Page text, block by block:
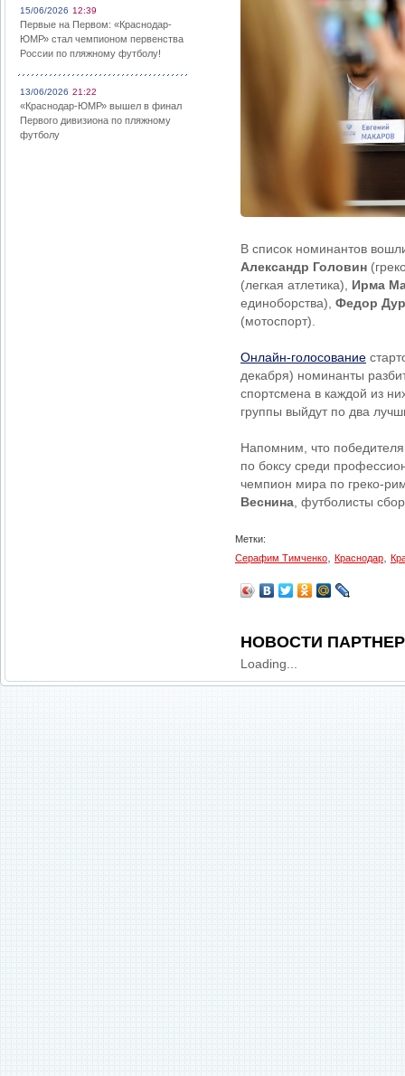
15/06/2026 12:39
Первые на Первом: «Краснодар-
ЮМР» стал чемпионом первенства
России по пляжному футболу!
13/06/2026 21:22
«Краснодар-ЮМР» вышел в финал
Первого дивизиона по пляжному
футболу
В список номинантов
Александр Головин
(легкая атлетика), Ирма
единоборства), Федор
(мотоспорт).
Онлайн-голосование
декабря) номинанты
спортсмена в каждой из
группы выйдут по два
Напомним, что
по боксу среди
чемпион мира по греко-
Веснина , футболисты
Метки:
Серафим Тимченко
Краснодар
НОВОСТИ
Loading...